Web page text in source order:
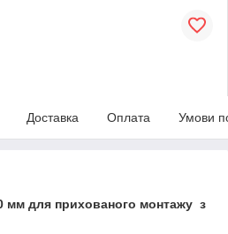
Доставка Оплата Умови
мм для прихованого монтажу з